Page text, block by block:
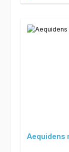
Aequidens